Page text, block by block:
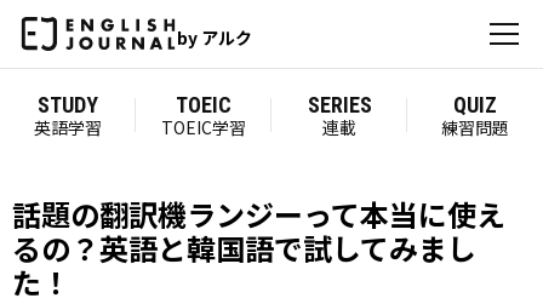
by アルク
STUDY
英語学習
TOEIC
TOEIC学習
SERIES
連載
QUIZ
練習問題
話題の翻訳機ランジーって本当に使え
るの？英語と韓国語で試してみまし
た！